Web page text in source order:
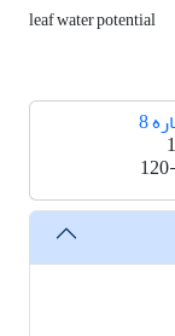
leaf water potential